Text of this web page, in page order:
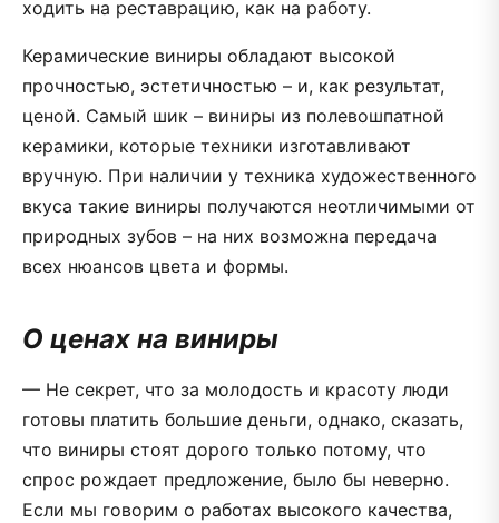
ходить на реставрацию, как на работу.
Керамические виниры обладают высокой
прочностью, эстетичностью – и, как результат,
ценой. Самый шик – виниры из полевошпатной
керамики, которые техники изготавливают
вручную. При наличии у техника художественного
вкуса такие виниры получаются неотличимыми от
природных зубов – на них возможна передача
всех нюансов цвета и формы.
О ценах на виниры
— Не секрет, что за молодость и красоту люди
готовы платить большие деньги, однако, сказать,
что виниры стоят дорого только потому, что
спрос рождает предложение, было бы неверно.
Если мы говорим о работах высокого качества,